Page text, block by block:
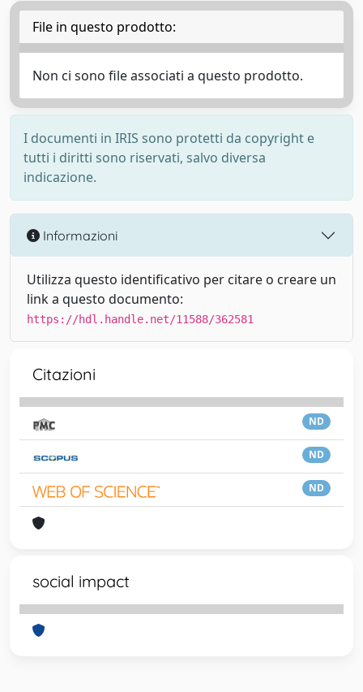
File in questo prodotto:
Non ci sono file associati a questo prodotto.
I documenti in IRIS sono protetti da copyright e
tutti i diritti sono riservati, salvo diversa
indicazione.
Informazioni
Utilizza questo identificativo per citare o creare un
link a questo documento:
https://hdl.handle.net/11588/362581
Citazioni
ND
ND
ND
social impact